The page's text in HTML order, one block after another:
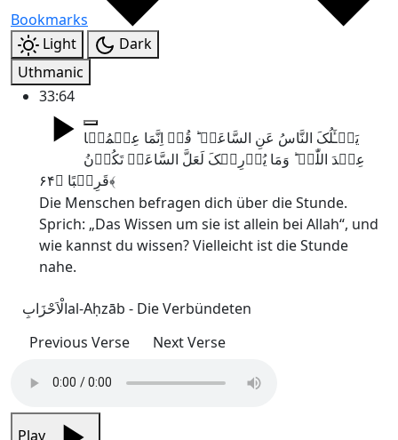
Bookmarks
Light
Dark
Uthmanic
33:64
یَسۡـَٔلُکَ النَّاسُ عَنِ السَّاعَۃِ ؕ قُلۡ اِنَّمَا عِلۡمُہَا
عِنۡدَ اللّٰہِ ؕ وَمَا یُدۡرِیۡکَ لَعَلَّ السَّاعَۃَ تَکُوۡنُ
قَرِیۡبًا ﴿۶۴﴾
Die Menschen befragen dich über die Stunde.
Sprich: „Das Wissen um sie ist allein bei Allah“, und
wie kannst du wissen? Vielleicht ist die Stunde
nahe.
الْاَحْزَابِal-Aḥzāb - Die Verbündeten
Previous Verse
Next Verse
Play